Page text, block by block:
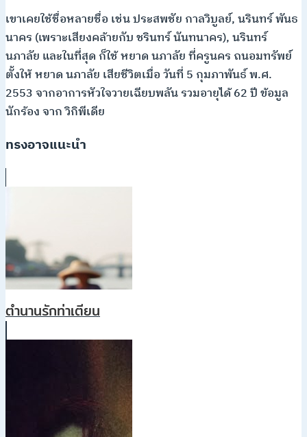
เขาเคยใช้ชื่อหลายชื่อ เช่น ประสพชัย กาลวิบูลย์, นรินทร์ พันธ
นาคร (เพราะเสียงคล้ายกับ ชรินทร์ นันทนาคร), นรินทร์
นภาลัย และในที่สุด ก็ใช้ หยาด นภาลัย ที่ครูนคร ถนอมทรัพย์
ตั้งให้ หยาด นภาลัย เสียชีวิตเมื่อ วันที่ 5 กุมภาพันธ์ พ.ศ.
2553 จากอาการหัวใจวายเฉียบพลัน รวมอายุได้ 62 ปี ข้อมูล
นักร้อง จาก วิกิพีเดีย
ทรงอาจแนะนำ
ตำนานรักท่าเตียน